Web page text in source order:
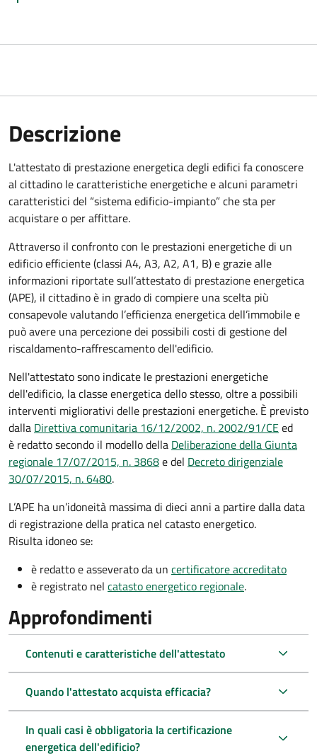
Descrizione
L'attestato di prestazione energetica degli edifici fa conoscere
al cittadino le caratteristiche energetiche e alcuni parametri
caratteristici del “sistema edificio-impianto” che sta per
acquistare o per affittare.
Attraverso il confronto con le prestazioni energetiche di un
edificio efficiente (classi A4, A3, A2, A1, B) e grazie alle
informazioni riportate sull’attestato di prestazione energetica
(APE), il cittadino è in grado di compiere una scelta più
consapevole valutando l’efficienza energetica dell’immobile e
può avere una percezione dei possibili costi di gestione del
riscaldamento-raffrescamento dell'edificio.
Nell'attestato sono indicate le prestazioni energetiche
dell'edificio, la classe energetica dello stesso, oltre a possibili
interventi migliorativi delle prestazioni energetiche. È previsto
dalla Direttiva comunitaria 16/12/2002, n. 2002/91/CEed
è redatto secondo il modello della Deliberazione della Giunta
regionale 17/07/2015, n. 3868e del Decreto dirigenziale
30/07/2015, n. 6480.
L’APE ha un’idoneità massima di dieci anni a partire dalla data
di registrazione della pratica nel catasto energetico.
Risulta idoneo se:
è redatto e asseverato da un certificatore accreditato
è registrato nel catasto energetico regionale.
Approfondimenti
Contenuti e caratteristiche dell'attestato
Quando l'attestato acquista efficacia?
In quali casi è obbligatoria la certificazione
energetica dell'edificio?